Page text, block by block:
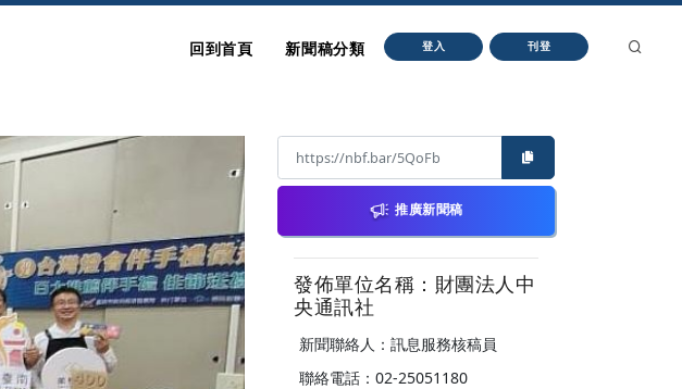
回到首頁 新聞稿分類 登入 刊登
推廣新聞稿
發佈單位名稱：財團法人中
央通訊社
新聞聯絡人：訊息服務核稿員
聯絡電話：02-25051180